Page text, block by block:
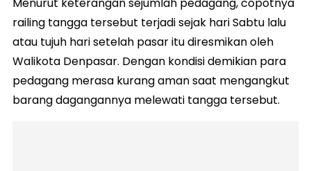
railing tangga tersebut terjadi sejak hari Sabtu lalu
atau tujuh hari setelah pasar itu diresmikan oleh
Walikota Denpasar. Dengan kondisi demikian para
pedagang merasa kurang aman saat mengangkut
barang dagangannya melewati tangga tersebut.